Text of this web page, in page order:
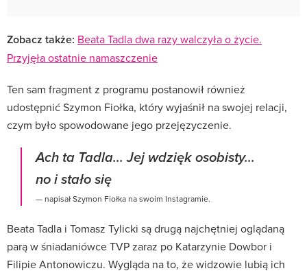
Zobacz także: Beata Tadla dwa razy walczyła o życie.
Przyjęła ostatnie namaszczenie
Ten sam fragment z programu postanowił również
udostępnić Szymon Fiołka, który wyjaśnił na swojej relacji,
czym było spowodowane jego przejęzyczenie.
Ach ta Tadla... Jej wdzięk osobisty...
no i stało się
— napisał Szymon Fiołka na swoim Instagramie.
Beata Tadla i Tomasz Tylicki są drugą najchętniej oglądaną
parą w śniadaniówce TVP zaraz po Katarzynie Dowbor i
Filipie Antonowiczu. Wygląda na to, że widzowie lubią ich